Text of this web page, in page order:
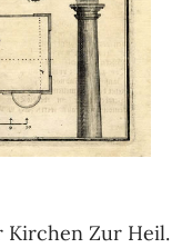
Kirchen Zur Heil.